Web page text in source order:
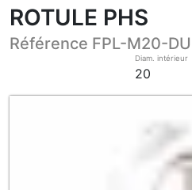
ROTULE PHS
Référence FPL-M20-
Diam. intérieur
20